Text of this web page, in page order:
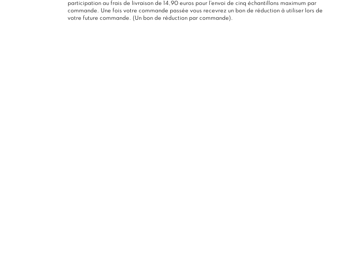
participation au frais de livraison de 14,90 euros pour l'envoi de cinq échantillons maximum par
commande. Une fois votre commande passée vous recevrez un bon de réduction à utiliser lors de
votre future commande. (Un bon de réduction par commande).